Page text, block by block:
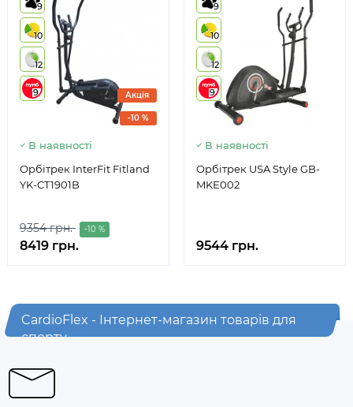
9
10
12
9
-10 %
Акція
В наявності
Орбітрек InterFit Fitland
YK-CT1901B
9354 грн. -10 %
8419 грн.
9
10
12
9
В наявності
Орбітрек USA Style GB-
MKE002
9544 грн.
CardioFlex - Інтернет-магазин товарів для
спорту